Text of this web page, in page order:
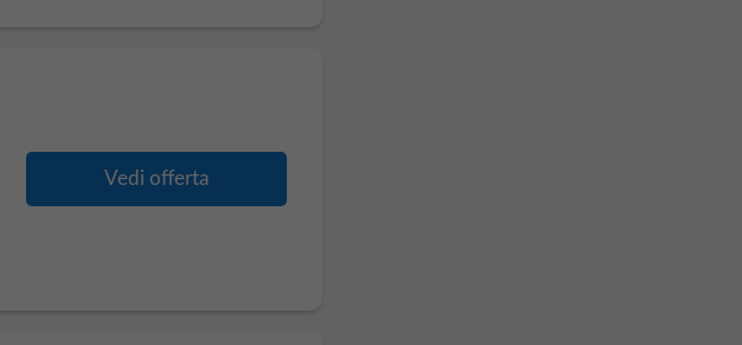
Vedi offerta